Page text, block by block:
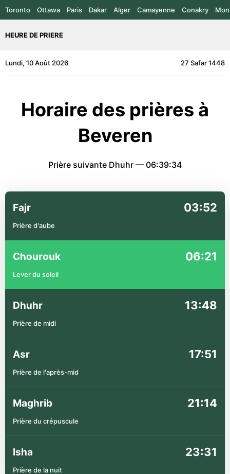
Toronto Ottawa Paris Dakar Alger Camayenne Conakry
HEURE DE PRIERE
Lundi, 10 Août 2026 27 Safar 1448
Horaire des prières à
Beveren
Prière suivante Dhuhr — 06:39:34
Fajr 03:52
Prière d'aube
Chourouk 06:21
Lever du soleil
Dhuhr 13:48
Prière de midi
Asr 17:51
Prière de l'après-mid
Maghrib 21:14
Prière du crépuscule
Isha 23:31
Prière de la nuit